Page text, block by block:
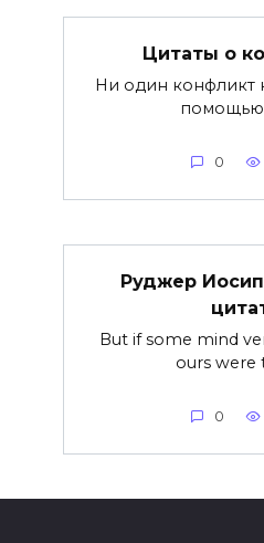
Цитаты о
Ни один конфликт
помощью
0
Руджер
But if some mind
ours were
0